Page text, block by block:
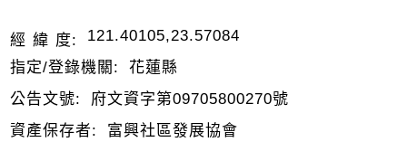
經 緯 度:
121.40105,23.57084
指定/登錄機關:
花蓮縣
公告文號:
府文資字第09705800270號
資產保存者:
富興社區發展協會